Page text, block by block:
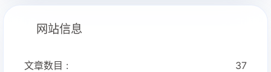
网站信息
文章数目 :
37